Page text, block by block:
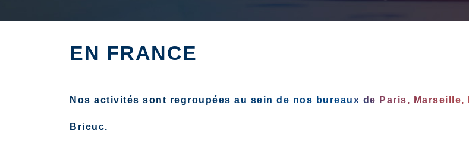
EN FRANCE
Nos activités sont regroupées au sein de nos bureaux de Paris, Marseille,
Brieuc.